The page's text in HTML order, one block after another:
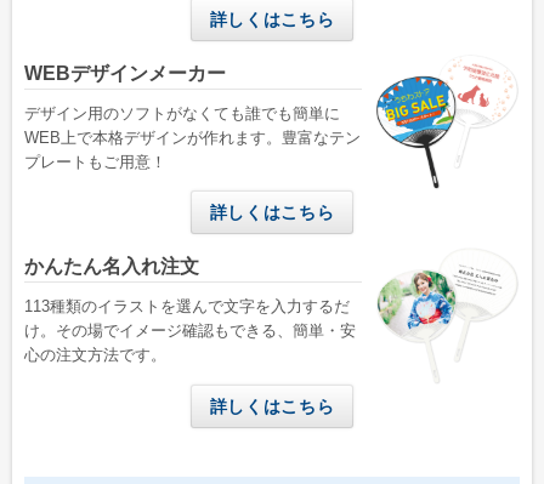
詳しくはこちら
WEBデザインメーカー
デザイン用のソフトがなくても誰でも簡単に
WEB上で本格デザインが作れます。豊富なテン
プレートもご用意！
詳しくはこちら
かんたん名入れ注文
113種類のイラストを選んで文字を入力するだ
け。その場でイメージ確認もできる、簡単・安
心の注文方法です。
詳しくはこちら